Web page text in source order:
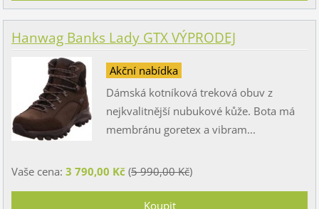
Hanwag Banks Lady GTX VÝPRODEJ
Akční nabídka
Dámská kotníková treková obuv z
nejkvalitnější nubukové kůže. Bota má
membránu goretex a vibram...
Vaše cena: 3 790,00 Kč(5 990,00 Kč)